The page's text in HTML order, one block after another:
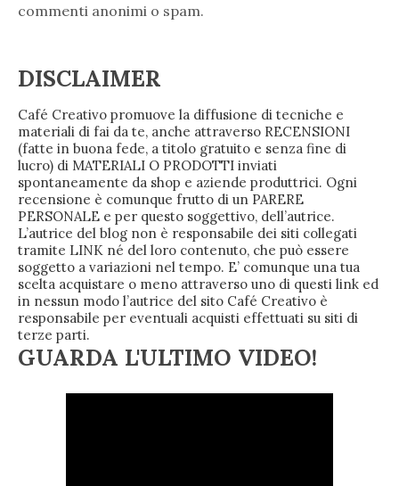
commenti anonimi o spam.
DISCLAIMER
Café Creativo promuove la diffusione di tecniche e
materiali di fai da te, anche attraverso RECENSIONI
(fatte in buona fede, a titolo gratuito e senza fine di
lucro) di MATERIALI O PRODOTTI inviati
spontaneamente da shop e aziende produttrici. Ogni
recensione è comunque frutto di un PARERE
PERSONALE e per questo soggettivo, dell’autrice.
L’autrice del blog non è responsabile dei siti collegati
tramite LINK né del loro contenuto, che può essere
soggetto a variazioni nel tempo. E’ comunque una tua
scelta acquistare o meno attraverso uno di questi link ed
in nessun modo l’autrice del sito Café Creativo è
responsabile per eventuali acquisti effettuati su siti di
terze parti.
GUARDA L'ULTIMO VIDEO!